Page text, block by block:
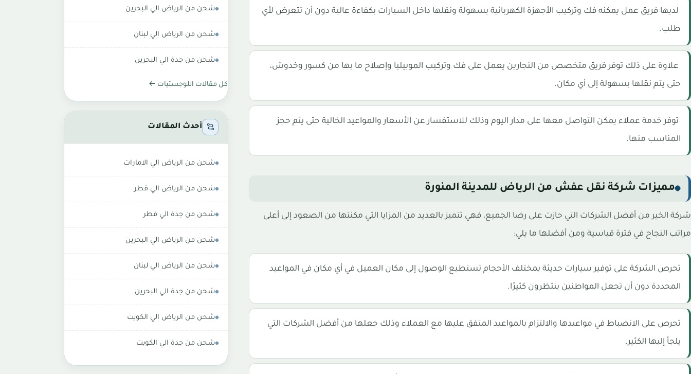
لديها فريق عمل يمكنه فك وتركيب الأجهزة الكهربائية بسهولة ونقلها داخل السيارات بكفاءة عالية دون أن تتعرض لأي
طلب.
علاوة على ذلك توفر فريق متخصص من النجارين يعمل على فك وتركيب الموبيليا وإصلاح ما بها من كسور وخدوش،
حتى يتم نقلها بسهولة إلى أي مكان.
توفر خدمة عملاء يمكن التواصل معها على مدار اليوم وذلك للاستفسار عن الأسعار والمواعيد الخالية حتى يتم حجز
المناسب منها.
مميزات شركة نقل عفش من الرياض للمدينة المنورة
شركة الخير من أفضل الشركات التي حازت على رضا الجميع، فهي تتميز بالعديد من المزايا التي مكنتها من الصعود إلى أعلى
مراتب النجاح في فترة قياسية ومن أفضلها ما يلي:
تحرص الشركة على توفير سيارات حديثة بمختلف الأحجام تستطيع الوصول إلى مكان العميل في أي مكان في المواعيد
المحددة دون أن تجعل المواطنين ينتظرون كثيرًا.
تحرص على الانضباط في مواعيدها والالتزام بالمواعيد المتفق عليها مع العملاء وذلك جعلها من أفضل الشركات التي
يلجأ إليها الكثير.
شحن من الرياض الي البحرين
شحن من الرياض الي لبنان
شحن من جدة الي البحرين
كل مقالات اللوجستيات ←
أحدث المقالات
شحن من الرياض الي الامارات
شحن من الرياض الي قطر
شحن من جدة الي قطر
شحن من الرياض الي البحرين
شحن من الرياض الي لبنان
شحن من جدة الي البحرين
شحن من الرياض الي الكويت
شحن من جدة الي الكويت